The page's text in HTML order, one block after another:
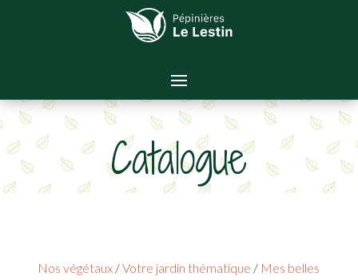
Catalogue
Nos végétaux /Votre jardin thématique / Mes belles